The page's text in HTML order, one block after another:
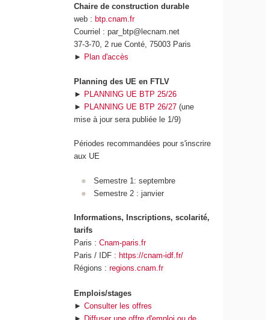
Chaire de construction durable
web : btp.cnam.fr
Courriel : par_btp@lecnam.net
37-3-70, 2 rue Conté, 75003 Paris
► Plan d'accès
Planning des UE en FTLV
► PLANNING UE BTP 25/26
► PLANNING UE BTP 26/27 (une
mise à jour sera publiée le 1/9)
Périodes recommandées pour s'inscrire
aux UE
Semestre 1: septembre
Semestre 2 : janvier
Informations, Inscriptions, scolarité,
tarifs
Paris :Cnam-paris.fr
Paris / IDF : https://cnam-idf.fr/
Régions :regions.cnam.fr
Emplois/stages
►Consulter les offres